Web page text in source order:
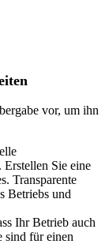
vor, um ihn
Erstellen Sie eine
Transparente
Betriebs und
Ihr Betrieb auch
sind für einen